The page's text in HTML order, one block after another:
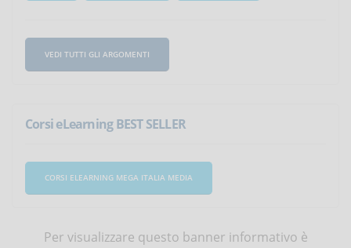
VEDI TUTTI GLI ARGOMENTI
Corsi eLearning BEST SELLER
CORSI ELEARNING MEGA ITALIA MEDIA
Per visualizzare questo banner informativo è